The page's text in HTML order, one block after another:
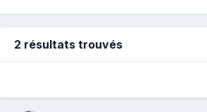
2 résultats trouvés